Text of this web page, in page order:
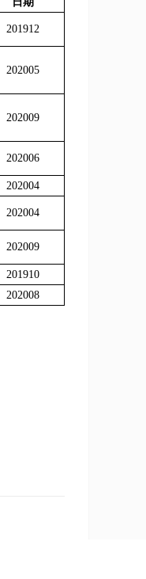
201912
202005
202009
202006
202004
202004
202009
201910
202008